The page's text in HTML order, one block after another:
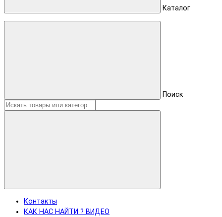
Каталог
Поиск
Контакты
КАК НАС НАЙТИ ? ВИДЕО